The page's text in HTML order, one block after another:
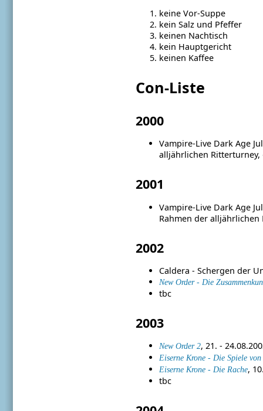
keine Vor-Suppe
kein Salz und Pfeffer
keinen Nachtisch
kein Hauptgericht
keinen Kaffee
Con-Liste
2000
Vampire-Live Dark Age
alljährlichen
2001
Vampire-Live Dark Age
Rahmen der alljährlichen
2002
Caldera - Schergen der
New Order - Die
tbc
2003
New Order 2, 21. -
Eiserne Krone - Die Spiele
Eiserne Krone - Die Rache,
tbc